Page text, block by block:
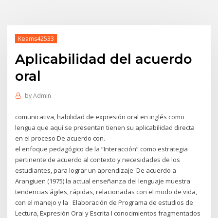
Keams42533
Aplicabilidad del acuerdo
oral
byAdmin
comunicativa, habilidad de expresión oral en inglés como
lengua que aquí se presentan tienen su aplicabilidad directa
en el proceso De acuerdo con.
el enfoque pedagógico de la “Interacción” como estrategia
pertinente de acuerdo al contexto y necesidades de los
estudiantes, para lograr un aprendizaje De acuerdo a
Arangiuen (1975) la actual enseñanza del lenguaje muestra
tendencias ágiles, rápidas, relacionadas con el modo de vida,
con el manejo y la Elaboración de Programa de estudios de
Lectura, Expresión Oral y Escrita I conocimientos fragmentados